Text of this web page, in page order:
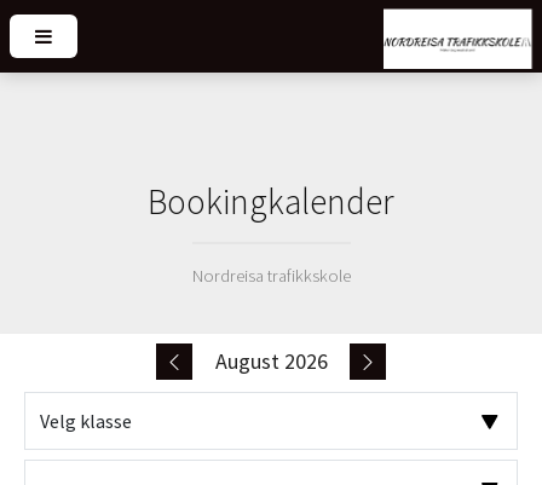
Bookingkalender
Nordreisa trafikkskole
August 2026